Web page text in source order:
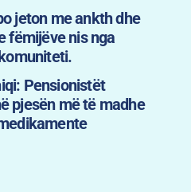
jeton me ankth dhe
fëmijëve nis nga
Pensionistët
pjesën më të madhe